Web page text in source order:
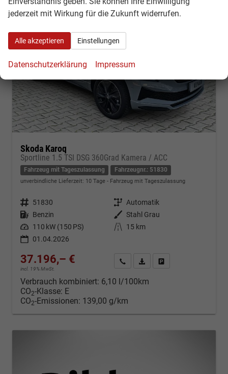
Skoda Karoq
Sportline 1.5 TSI DSG 360Grad Kamera / ACC
Fahrzeug mit Tageszulassung Fahrzeugnr.: 51830
unverbindliche Lieferzeit: 10 Tage Fahrzeug mit Tageszulassung
Fahrzeugnr. 51830 Getriebe Automatik
Kraftstoff Benzin Außenfarbe Stahl Grau
Leistung 110 kW (150 PS) Kilometerstand
15 km
01.04.2026
37.196,– €
incl. 19% MwSt.
Kontakt & Angebot anfordern
PDF-Datei, Fahrzeugexposé
Verbrauch kombiniert: 6,10 l/100km
CO2-Klasse: E
CO2-Emissionen: 139,00 g/km
jederzeit mit Wirkung für die Zukunft widerrufen.
Alle akzeptieren Einstellungen
Datenschutzerklärung Impressum